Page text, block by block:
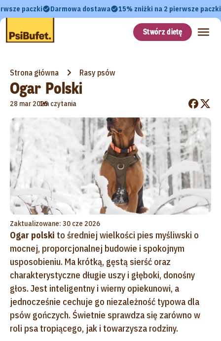
paczki Darmowa dostawa 15% zniżki na 2 pierwsze paczki
Stwórz dietę
Strona główna Rasy psów
Ogar Polski
28 mar 2025
•
1m czytania
Zaktualizowane: 30 cze 2026
Ogar polski to średniej wielkości pies myśliwski o
mocnej, proporcjonalnej budowie i spokojnym
usposobieniu. Ma krótką, gęstą sierść oraz
charakterystyczne długie uszy i głęboki, donośny
głos. Jest inteligentny i wierny opiekunowi, a
jednocześnie cechuje go niezależność typowa dla
psów gończych. Świetnie sprawdza się zarówno w
roli psa tropiącego, jak i towarzysza rodziny.